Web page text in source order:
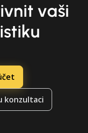
vaši
konzultaci